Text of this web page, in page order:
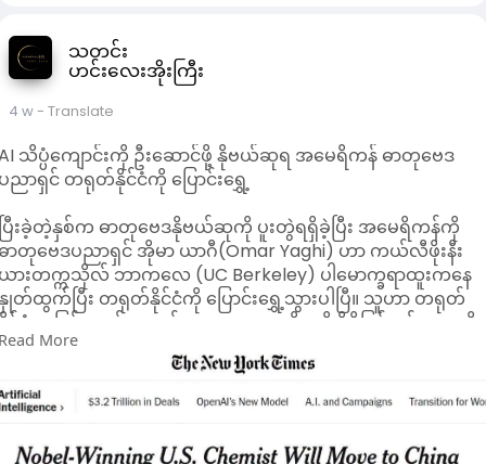
ျား၊ အသက်မွေးဝမ်းကျောင်းပညာရေးနှင့် အလုပ်အကိုင်ဖန်တီးရေး
စီအစဉ်များ၊ လူမှုရေးပင်စင်အစီအစဉ်များနှင့် ဘက်စုံလူမှုကာ
ယ်စောင့်ရှောက်ရေးဝန်ဆောင်မှုများကို အဓိကလုပ်ငန်းစဉ်များ
ဖြစ် ချမှတ်ဆောင်ရွက်လျက်ရှိကြောင်းလည်း ပြောကြားခဲ့သည်။
ဟာဗျူဟာစီမံချက်ကို ခေတ်နှင့်လျော်ညီစွာ ပြန်လည်သုံးသပ်၍ ပို
င်မာသည့် လူမှုကာကွယ်စောင့်ရှောက်ရေးစနစ်တစ်ရပ်
ည်ဆောက်သွားရန် လိုအပ်ကြောင်း ပြောကြားခဲ့ပြီး "မည်သူတစ်ဦး
စ်ယောက်မျှ နောက်ကျမကျန်စေရ" ဟူသည့် ရည်မှန်းချက်ဖြင့်
ပ်ငန်းများကို အရှိန်အဟုန်မြှင့် အကောင်အထည်ဖော်ဆောင်ရွက်
ြရန် တိုက်တွန်းခဲ့သည်။
နောက် လူမှုကာကွယ်စောင့်ရှောက်ရေးဆိုင်ရာ အမျိုးသား
ော်မတီ ဒုတိယဥက္ကဋ္ဌ၊ လူမှုဝန်ထမ်း၊ ကယ်ဆယ်ရေးနှင့် ပြန်လည်
ေရာချထားရေးဝန်ကြီးဌာန ပြည်ထောင်စုဝန်ကြီး ဒေါက်တာစိုးဝင်း
ဆက်လက်ဆောင်ရွက်မည့် လုပ်ငန်းအစီအမံများကို ရှင်းလင်း
င်ပြခဲ့ပြီး ကော်မတီအတွင်းရေးမှူး၊ ဒုတိယဝန်ကြီး ဒေါက်တာသန့်
ော်လွင်က ယခင်အစည်းအဝေးဆုံးဖြတ်ချက်များအပေါ် ဆောင်ရွ
ြီးစီးမှုအခြေအနေများကို တင်ပြခဲ့ကြောင်း သိရသည်။
သတင်း
ဟင်းလေးအိုးကြီး
4 w- Translate
သိပ္ပံကျောင်းကို ဦးဆောင်ဖို့ နိုဗယ်ဆုရ အမေရိကန် ဓာတုဗေဒ
ညာရှင် တရုတ်နိုင်ငံကို ပြောင်းရွှေ့
ြီးခဲ့တဲ့နှစ်က ဓာတုဗေဒနိုဗယ်ဆုကို ပူးတွဲရရှိခဲ့ပြီး အမေရိကန်ကို
ာတုဗေဒပညာရှင် အိုမာ ယာဂီ(Omar Yaghi) ဟာ ကယ်လီဖိုးနီး
ားတက္ကသိုလ် ဘာကလေ (UC Berkeley) ပါမောက္ခရာထူးကနေ
တ်ထွက်ပြီး တရုတ်နိုင်ငံကို ပြောင်းရွှေ့သွားပါပြီ။ သူဟာ တရုတ်
င်ငံမှာ ဒြပ်ပစ္စည်းအသစ်တွေ ရှာဖွေတွေ့ရှိမှုကို ပိုမိုမြန်ဆန်လာစေဖို့
နည်းပညာကို အသုံးပြုမယ့် သိပ္ပံကျောင်းတစ်ခုကို ဦးဆောင်မှာ
ေါက်တာယာဂီရဲ့ အခုလို ပြောင်းရွှေ့မှုဟာ ထရမ့်အစိုးရလက်ထက်
မေရိကန်ရဲ့ သိပ္ပံပညာရပ်ဆိုင်ရာ ရန်ပုံငွေတွေ ဆက်တိုက် အဆင်မ
ြေဖြစ်နေတဲ့ အခြေအနေမှာ ပေါ်ပေါက်လာတာပါ။
More